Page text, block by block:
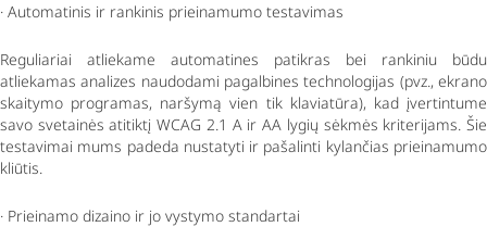
· Automatinis ir rankinis prieinamumo testavimas
Reguliariai atliekame automatines patikras bei rankiniu būdu
atliekamas analizes naudodami pagalbines technologijas (pvz., ekrano
skaitymo programas, naršymą vien tik klaviatūra), kad įvertintume
savo svetainės atitiktį WCAG 2.1 A ir AA lygių sėkmės kriterijams. Šie
testavimai mums padeda nustatyti ir pašalinti kylančias prieinamumo
kliūtis.
· Prieinamo dizaino ir jo vystymo standartai